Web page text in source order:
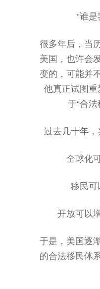
“谁
很多年后，当
美国，也许会
变的，可能并
他真正试图
于“合法
过去几十年
全球化
移民
开放可以
于是，美国逐
的合法移民体